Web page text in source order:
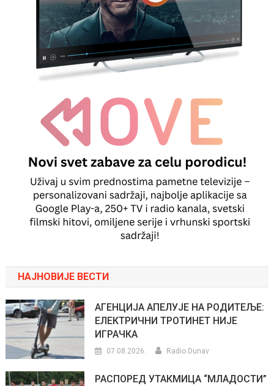
НАЈНОВИЈЕ ВЕСТИ
АГЕНЦИЈА АПЕЛУЈЕ НА РОДИТЕЉЕ:
ЕЛЕКТРИЧНИ ТРОТИНЕТ НИЈЕ
ИГРАЧКА
07.08.2026. Radio Dunav
РАСПОРЕД УТАКМИЦА “МЛАДОСТИ”